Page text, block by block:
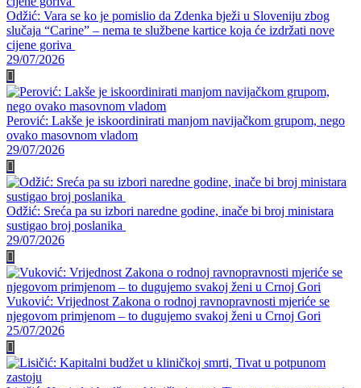
Odžić: Vara se ko je pomislio da Zdenka bježi u Sloveniju zbog
slučaja “Carine” – nema te službene kartice koja će izdržati nove
cijene goriva
29/07/2026
Perović: Lakše je iskoordinirati manjom navijačkom grupom, nego
ovako masovnom vladom
29/07/2026
Odžić: Sreća pa su izbori naredne godine, inače bi broj ministara
sustigao broj poslanika
29/07/2026
Vuković: Vrijednost Zakona o rodnoj ravnopravnosti mjeriće se
njegovom primjenom – to dugujemo svakoj ženi u Crnoj Gori
25/07/2026